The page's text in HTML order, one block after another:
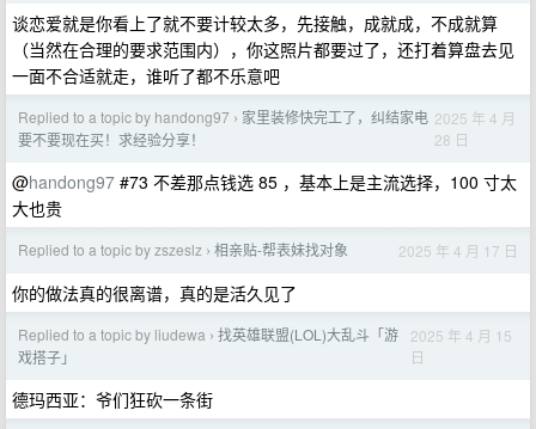
谈恋爱就是你看上了就不要计较太多，先接触，成就成，不成就算
（当然在合理的要求范围内），你这照片都要过了，还打着算盘去见
一面不合适就走，谁听了都不乐意吧
Replied to a topic by handong97 › 家里装修快完工了，纠结家电
要不要现在买！求经验分享！
2025 年 4 月
28 日
@handong97 #73 不差那点钱选 85 ，基本上是主流选择，100 寸太
大也贵
Replied to a topic by zszeslz › 相亲贴-帮表妹找对象 2025 年 4 月 17 日
你的做法真的很离谱，真的是活久见了
Replied to a topic by liudewa › 找英雄联盟(LOL)大乱斗「游
戏搭子」
2025 年 4 月 15
日
德玛西亚：爷们狂砍一条街